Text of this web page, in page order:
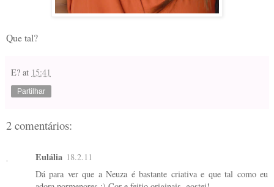
Que tal?
E? at 15:41
Partilhar
2 comentários:
Eulália 18.2.11
Dá para ver que a Neuza é bastante criativa e que tal como eu